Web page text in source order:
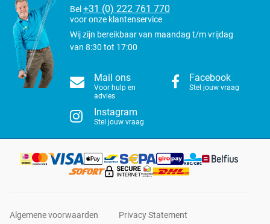
Bel +31 (0) 222 761 770
voor onze klantenservice
Wij zijn bereikbaar van maandag t/m vrijdag
van 8:30 tot 17:00
Mail ons
Voor hulp en
advies
Facebook
Stel jouw vraag
Instagram
Stel jouw vraag
Algemene voorwaarden Privacy Statement